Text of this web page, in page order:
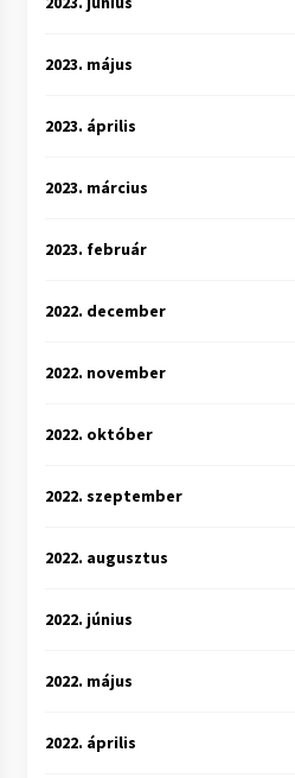
2023. május
2023. április
2023. március
2023. február
2022. december
2022. november
2022. október
2022. szeptember
2022. augusztus
2022. június
2022. május
2022. április